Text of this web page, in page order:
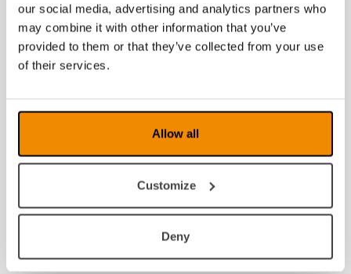
our social media, advertising and analytics partners who
may combine it with other information that you’ve
provided to them or that they’ve collected from your use
of their services.
Allow all
Customize
Deny
2018
2017
2015
2014
2012